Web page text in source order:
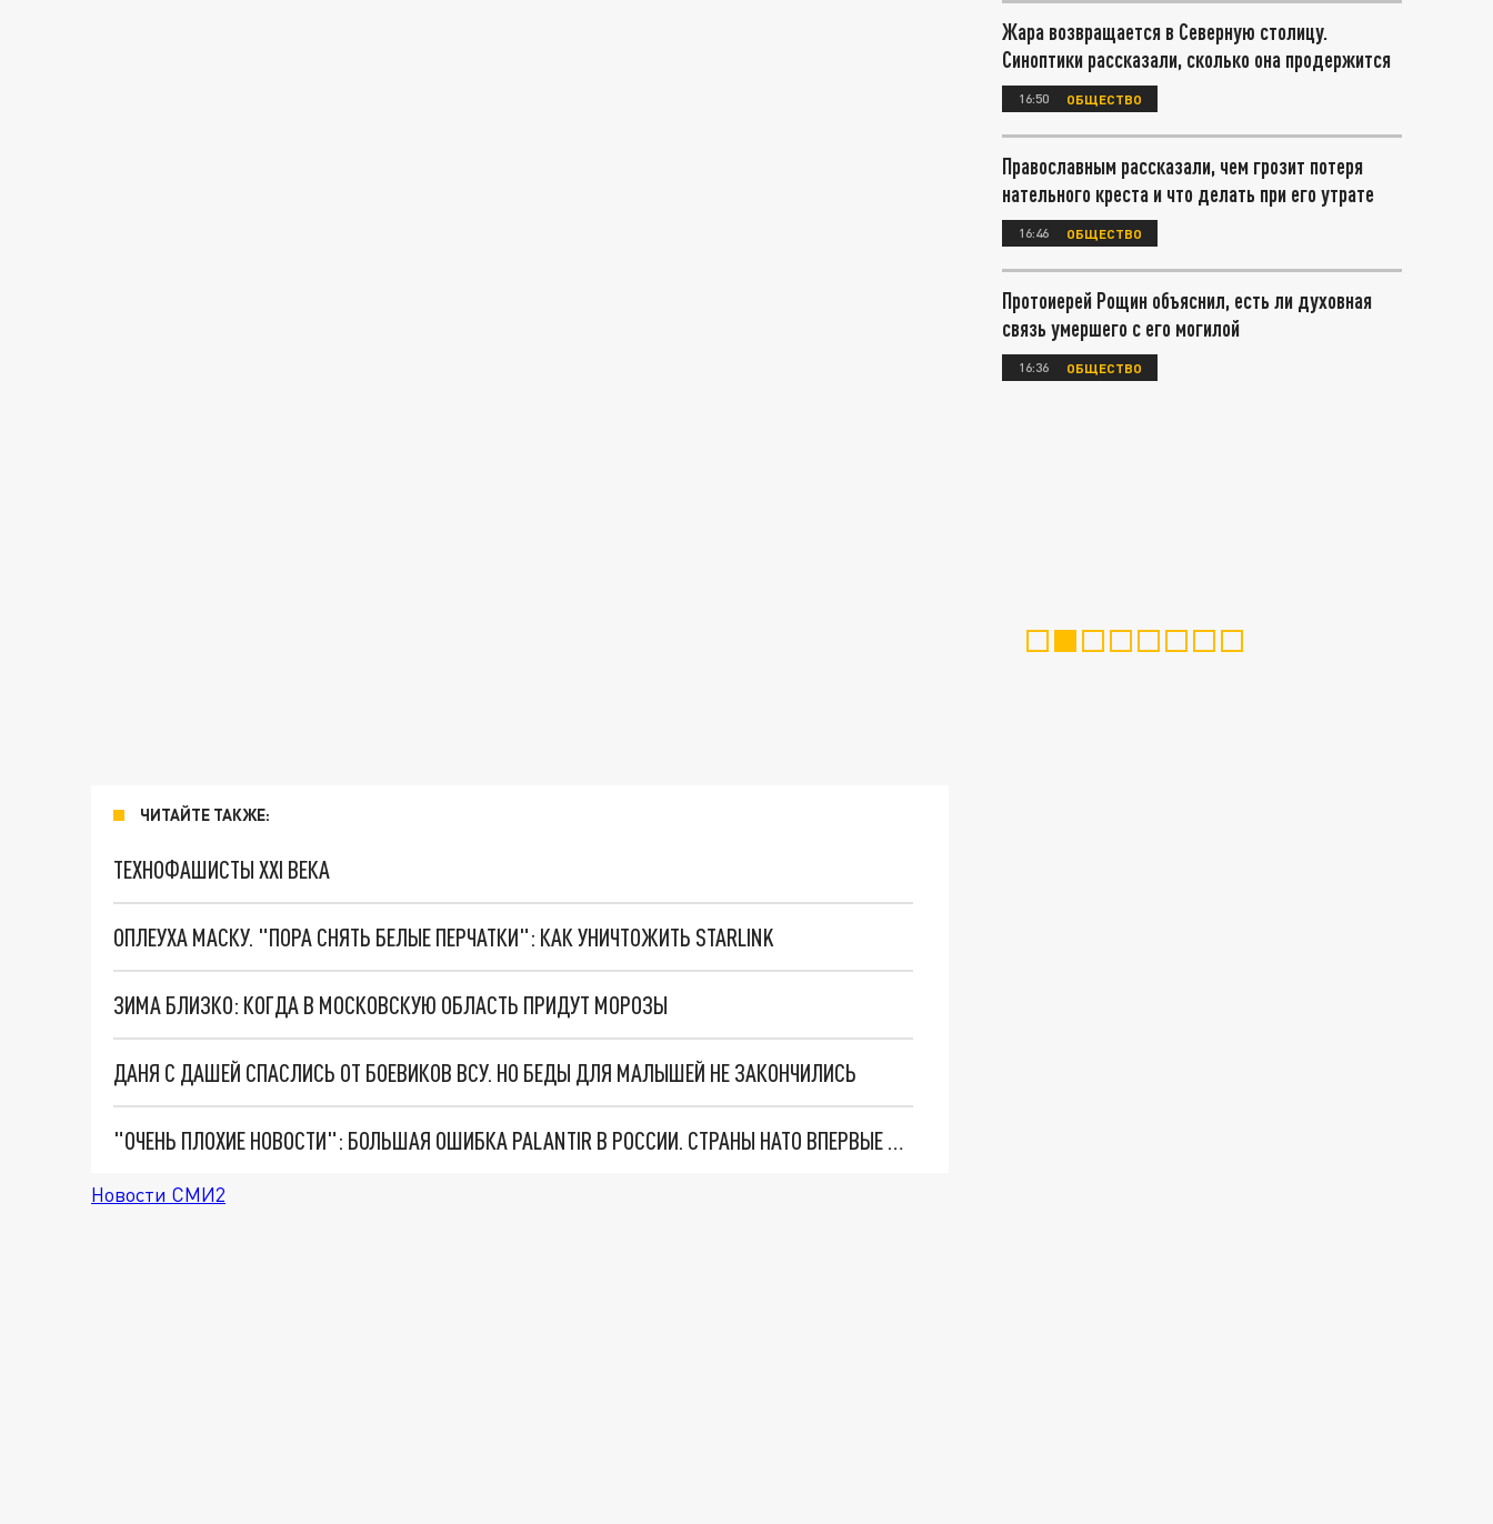
ЧИТАЙТЕ ТАКЖЕ:
ТЕХНОФАШИСТЫ XXI ВЕКА
ОПЛЕУХА МАСКУ. "ПОРА СНЯТЬ БЕЛЫЕ ПЕРЧАТКИ": КАК УНИЧТОЖИТЬ STARLINK
ЗИМА БЛИЗКО: КОГДА В МОСКОВСКУЮ ОБЛАСТЬ ПРИДУТ МОРОЗЫ
ДАНЯ С ДАШЕЙ СПАСЛИСЬ ОТ БОЕВИКОВ ВСУ. НО БЕДЫ ДЛЯ МАЛЫШЕЙ НЕ ЗАКОНЧИЛИСЬ
"ОЧЕНЬ ПЛОХИЕ НОВОСТИ": БОЛЬШАЯ ОШИБКА PALANTIR В РОССИИ. СТРАНЫ НАТО ВПЕРВЫЕ ЗА СВО ОСТАНОВИЛИ ПОСТАВКИ ОРУЖИЯ. ВСУ ТЕРЯЮТ ПРИГРАНИЧЬЕ?
Новости СМИ2
Жара возвращается в Северную столицу.
Синоптики рассказали, сколько она продержится
16:50 ОБЩЕСТВО
Православным рассказали, чем грозит потеря
нательного креста и что делать при его утрате
16:46 ОБЩЕСТВО
Протоиерей Рощин объяснил, есть ли духовная
связь умершего с его могилой
16:36 ОБЩЕСТВО